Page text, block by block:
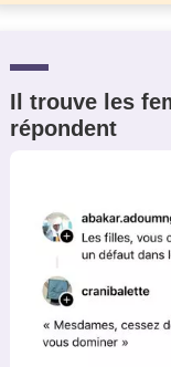
Il trouve les
répondent